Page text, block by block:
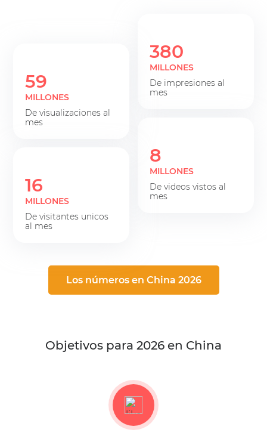
Los números en China 2026
59
MILLONES
de visualizaciones al
mes
380
MILLONES
de impresiones al
mes
16
MILLONES
de visitantes unicos
al mes
8
MILLONES
de videos vistos al
mes
Objetivos para 2026 en China